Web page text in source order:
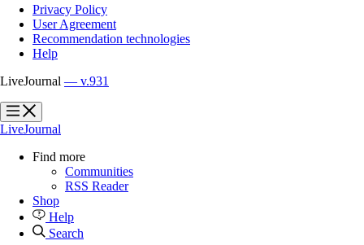
Privacy Policy
User Agreement
Recommendation technologies
Help
LiveJournal — v.931
?
?
LiveJournal
Find more
Communities
RSS Reader
Shop
Help
Search